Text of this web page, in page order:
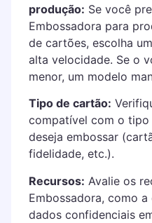
produção: Se você
Embossadora para
de cartões, escolha
alta velocidade. Se o
menor, um modelo
Tipo de cartão:
compatível com o
deseja embossar
fidelidade, etc.).
Recursos: Avalie os
Embossadora, como
dados confidenciais